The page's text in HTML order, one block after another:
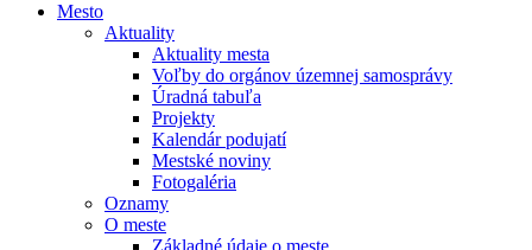
Mesto
Aktuality
Aktuality mesta
Voľby do orgánov územnej samosprávy
Úradná tabuľa
Projekty
Kalendár podujatí
Mestské noviny
Fotogaléria
Oznamy
O meste
Základné údaje o meste